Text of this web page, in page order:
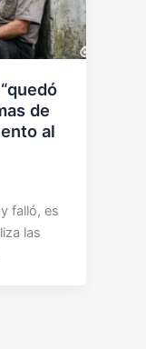
de
al
falló, es
las